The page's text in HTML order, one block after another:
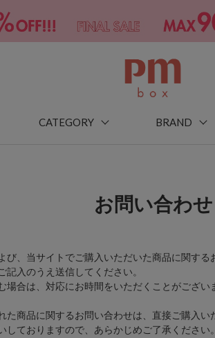
CATEGORY BRAND
お問い合わせ
び、当サイトでご購入いただいた商品に関す
入のうえ送信してください。
合は、対応にお時間をいただくことがござい
商品に関するお問い合わせは、直接ご購入い
ておりますので、あらかじめご了承ください。